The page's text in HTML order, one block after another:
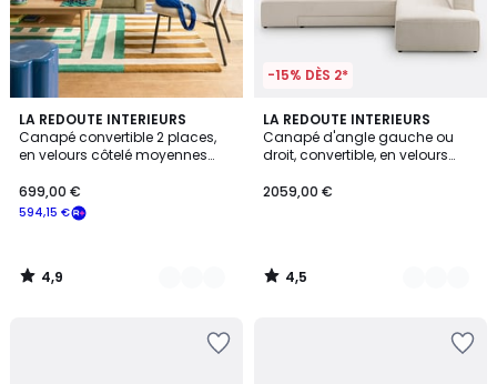
LA REDOUTE INTERIEURS
Canapé convertible 2 places,
en velours côtelé moyennes
594,15 €
699,00 €
4,9
/ 5
5
Couleurs
4,9
/
-15% DÈS 2*
LA REDOUTE INTERIEURS
Canapé d'angle gauche ou
droit, convertible, en velours
2059,00 €
4,5
/ 5
5
Couleurs
4,5
/